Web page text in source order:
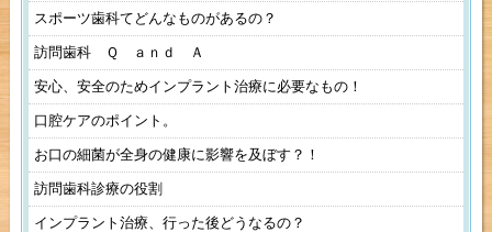
スポーツ歯科てどんなものがあるの？
訪問歯科 Ｑ ａｎｄ Ａ
安心、安全のためインプラント治療に必要なもの！
口腔ケアのポイント。
お口の細菌が全身の健康に影響を及ぼす？！
訪問歯科診療の役割
インプラント治療、行った後どうなるの？